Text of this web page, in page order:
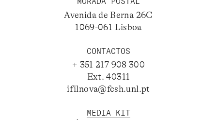
Avenida de Berna 26C
1069-061 Lisboa
CONTACTOS
+ 351 217 908 300
Ext. 40311
ifilnova@fcsh.unl.pt
MEDIA KIT